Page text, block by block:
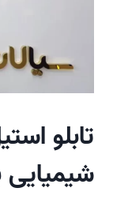
تابلو
شیمیایی